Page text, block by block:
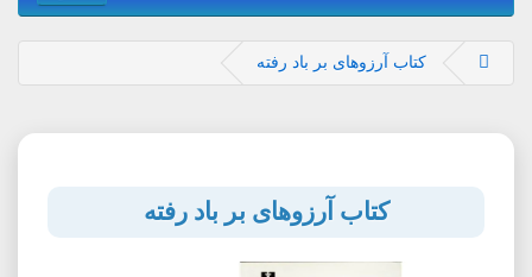
کتاب آرزوهای بر باد رفته
کتاب آرزوهای بر باد رفته